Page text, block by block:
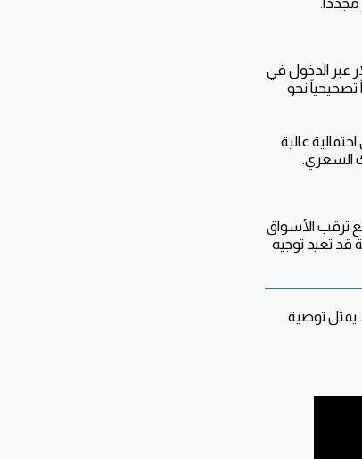
عبر الدخول في
نحو
عالية
السعري.
ترقب الأسواق
قد تعيد توجيه
يمثل توصية